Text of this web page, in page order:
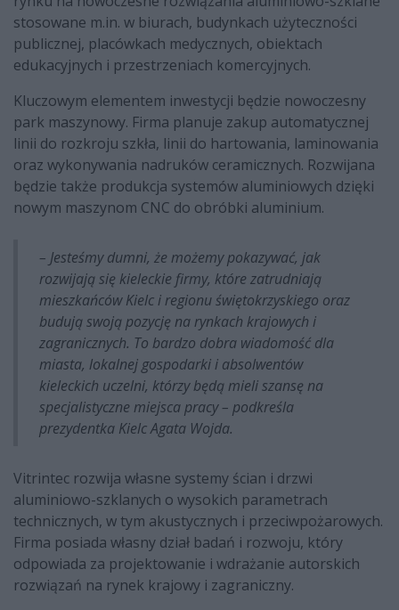
stosowane m.in. w biurach, budynkach użyteczności
publicznej, placówkach medycznych, obiektach
edukacyjnych i przestrzeniach komercyjnych.
Kluczowym elementem inwestycji będzie nowoczesny
park maszynowy. Firma planuje zakup automatycznej
linii do rozkroju szkła, linii do hartowania, laminowania
oraz wykonywania nadruków ceramicznych. Rozwijana
będzie także produkcja systemów aluminiowych dzięki
nowym maszynom CNC do obróbki aluminium.
– Jesteśmy dumni, że możemy pokazywać, jak
rozwijają się kieleckie firmy, które zatrudniają
mieszkańców Kielc i regionu świętokrzyskiego oraz
budują swoją pozycję na rynkach krajowych i
zagranicznych. To bardzo dobra wiadomość dla
miasta, lokalnej gospodarki i absolwentów
kieleckich uczelni, którzy będą mieli szansę na
specjalistyczne miejsca pracy – podkreśla
prezydentka Kielc Agata Wojda.
Vitrintec rozwija własne systemy ścian i drzwi
aluminiowo-szklanych o wysokich parametrach
technicznych, w tym akustycznych i przeciwpożarowych.
Firma posiada własny dział badań i rozwoju, który
odpowiada za projektowanie i wdrażanie autorskich
rozwiązań na rynek krajowy i zagraniczny.